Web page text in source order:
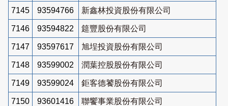
7145 93594766 新鑫林投資股份有限公司
7146 93594822 筵豐股份有限公司
7147 93597617 旭埕投資股份有限公司
7148 93599002 潤葉控股股份有限公司
7149 93599024 鉅客德饕股份有限公司
7150 93601416
聯饗事業股份有限公司